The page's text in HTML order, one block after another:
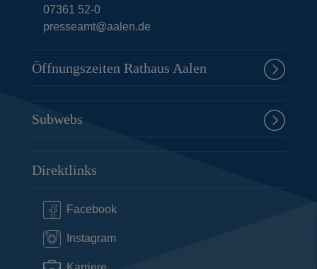
07361 52-0
presseamt@aalen.de
Öffnungszeiten Rathaus Aalen
Subwebs
Direktlinks
Facebook
Instagram